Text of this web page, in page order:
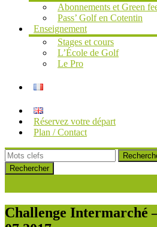
Abonnements et Green
Pass’ Golf en Cotentin
Enseignement
Stages et cours
L’École de Golf
Le Pro
Réservez votre départ
Plan / Contact
Challenge Intermarché